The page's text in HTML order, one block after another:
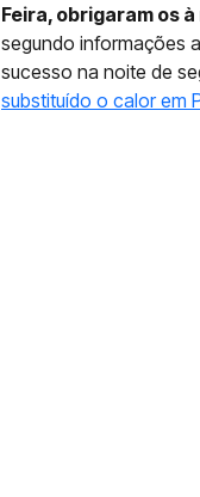
Feira, obrigaram os
segundo informações
sucesso na noite de
substituído o calor em